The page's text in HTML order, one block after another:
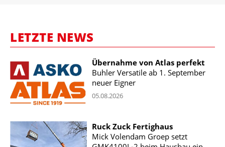
LETZTE NEWS
Übernahme von Atlas perfekt
Buhler Versatile ab 1. September
neuer Eigner
05.08.2026
Ruck Zuck Fertighaus
Mick Volendam Groep setzt